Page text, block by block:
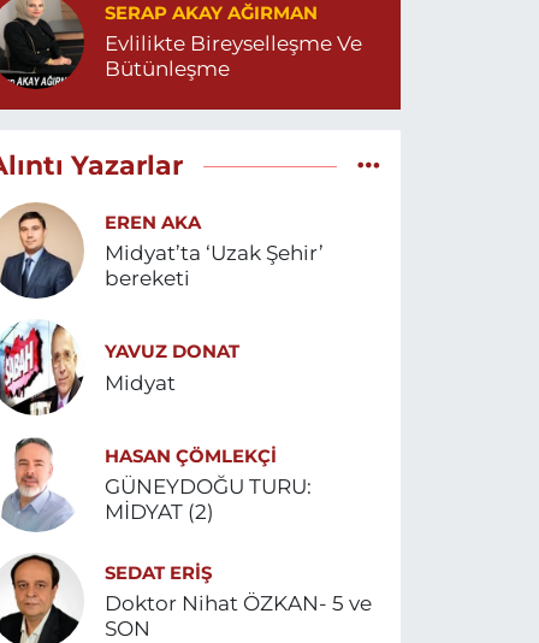
SERAP AKAY AĞIRMAN
Evlilikte Bireyselleşme Ve
Bütünleşme
Yazarlar
EREN AKA
Midyat’ta ‘Uzak Şehir’
bereketi
YAVUZ DONAT
Midyat
HASAN ÇÖMLEKÇİ
GÜNEYDOĞU TURU:
MİDYAT (2)
SEDAT ERİŞ
Doktor Nihat ÖZKAN- 5 ve
SON